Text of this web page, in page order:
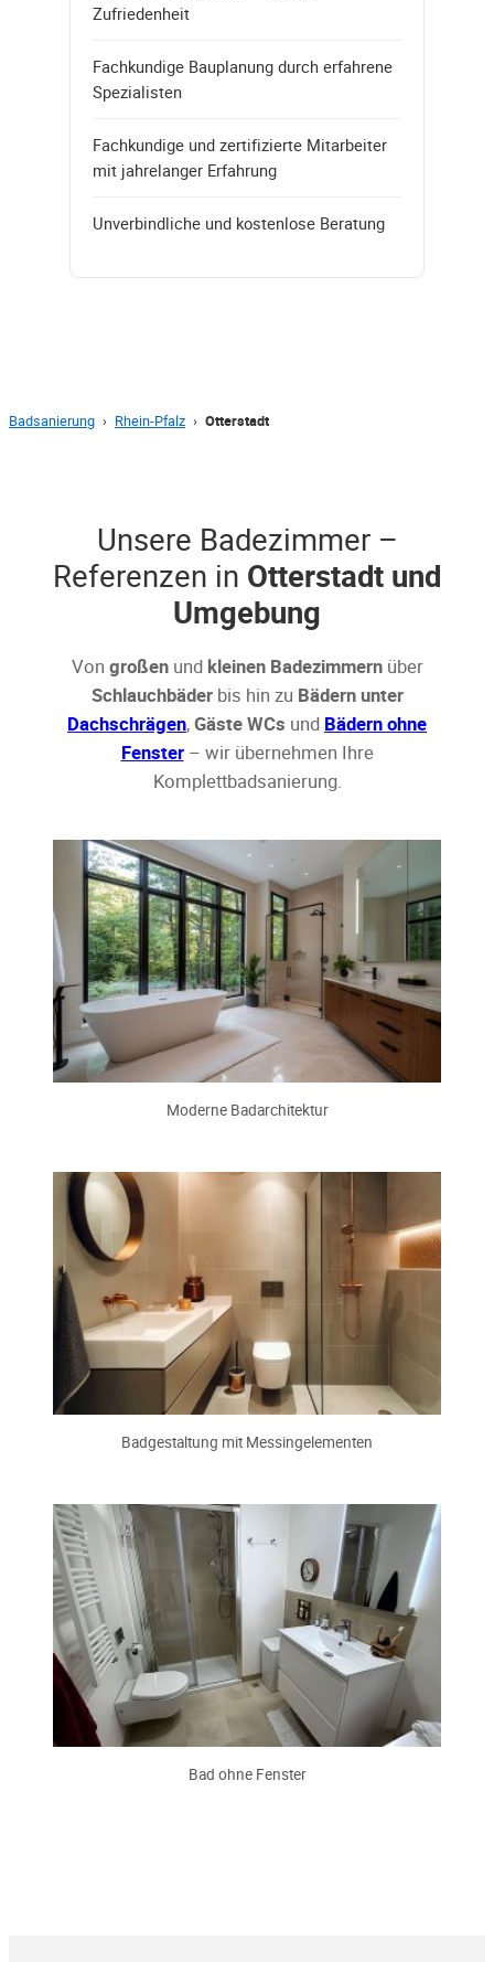
Zufriedenheit
Fachkundige Bauplanung durch erfahrene
Spezialisten
Fachkundige und zertifizierte Mitarbeiter
mit jahrelanger Erfahrung
Unverbindliche und kostenlose Beratung
Badsanierung › Rhein-Pfalz › Otterstadt
Unsere Badezimmer –
Referenzen in Otterstadt und
Umgebung
Von großenund kleinen Badezimmernüber
Schlauchbäderbis hin zu Bädern unter
Dachschrägen,Gäste WCs und Bädern ohne
Fenster– wir übernehmen Ihre
Komplettbadsanierung.
Moderne Badarchitektur
Badgestaltung mit Messingelementen
Bad ohne Fenster